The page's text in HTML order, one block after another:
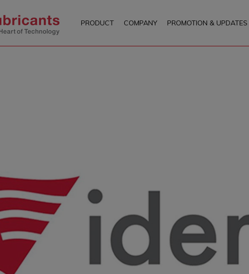
PRODUCT COMPANY PROMOTION & UPDATES